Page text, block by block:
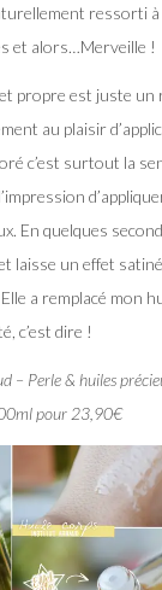
ressorti
et alors…Merveille !
propre est juste un
au plaisir
c’est surtout la
En quelques
laisse un effet
a remplacé mon
c’est dire !
– Perle & huiles
pour 23,90€